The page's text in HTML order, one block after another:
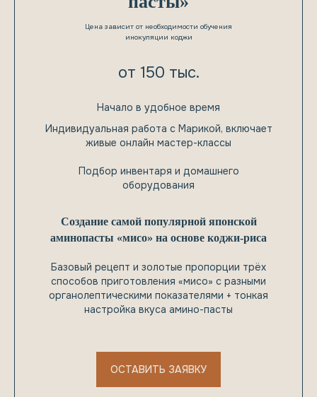
Цена зависит от необходимости обучения
инокуляции коджи
от 150 тыс.
Начало в удобное время
Индивидуальная работа с Марикой, включает
живые онлайн мастер-классы
Подбор инвентаря и домашнего
оборудования
Создание самой популярной японской
аминопасты «мисо» на основе коджи-риса
Базовый рецепт и золотые пропорции трёх
способов приготовления «мисо» с разными
органолептическими показателями + тонкая
настройка вкуса амино-пасты
ОСТАВИТЬ ЗАЯВКУ